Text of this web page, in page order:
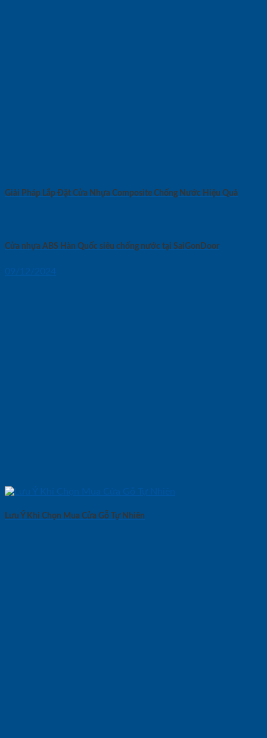
Giải Pháp Lắp Đặt Cửa Nhựa Composite Chống Nước Hiệu Quả
Cửa nhựa ABS Hàn Quốc siêu chống nước tại SaiGonDoor
09/12/2024
Lưu Ý Khi Chọn Mua Cửa Gỗ Tự Nhiên